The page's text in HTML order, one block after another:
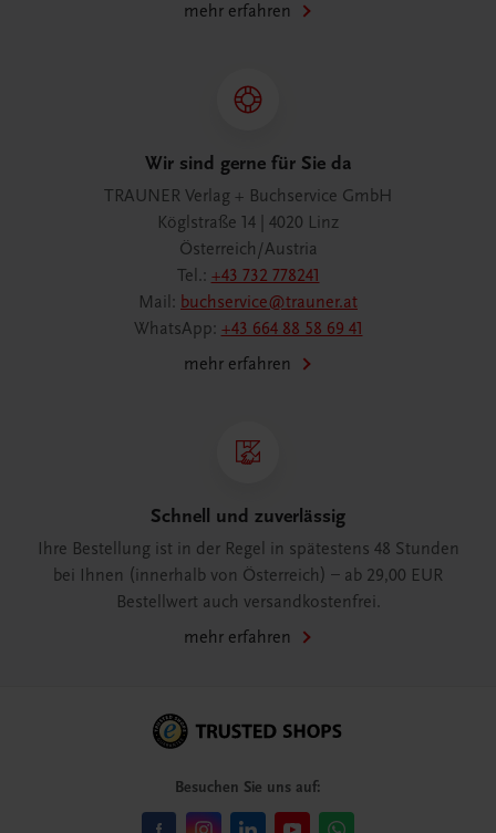
mehr erfahren
Wir sind gerne für Sie da
TRAUNER Verlag + Buchservice GmbH
Köglstraße 14 | 4020 Linz
Österreich/Austria
Tel.: +43 732 778241
Mail: buchservice@trauner.at
WhatsApp: +43 664 88 58 69 41
mehr erfahren
Schnell und zuverlässig
Ihre Bestellung ist in der Regel in spätestens 48 Stunden
bei Ihnen (innerhalb von Österreich) – ab 29,00 EUR
Bestellwert auch versandkostenfrei.
mehr erfahren
Besuchen Sie uns auf: